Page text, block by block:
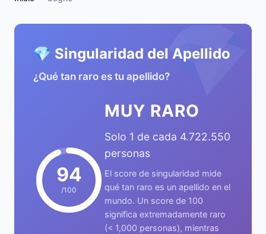
💎
💎 Singularidad del Apellido
¿Qué tan raro es tu apellido?
94
/100
MUY RARO
Solo 1 de cada 4.722.550
personas
El score de singularidad mide
qué tan raro es un apellido en el
mundo. Un score de 100
significa extremadamente raro
(< 1,000 personas), mientras